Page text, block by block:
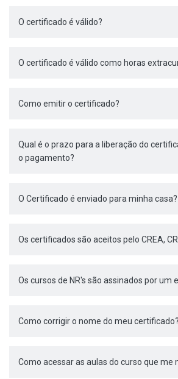
O certificado é válido?
O certificado é válido como horas
Como emitir o certificado?
Qual é o prazo para a liberação do
o pagamento?
O Certificado é enviado para minha casa?
Os certificados são aceitos pelo CREA,
Os cursos de NR's são assinados por um
Como corrigir o nome do meu certificado?
Como acessar as aulas do curso que me